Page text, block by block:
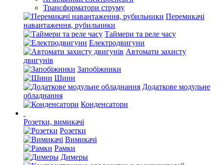
Трансформатори струму
Перемикачі
навантаження, рубильники
Таймери та реле часу
Електродвигуни
Автомати захисту
двигунів
Запобіжники
Шини
Додаткове модульне
обладнання
Конденсатори
Розетки, вимикачі
Розетки
Вимикачі
Рамки
Димеры